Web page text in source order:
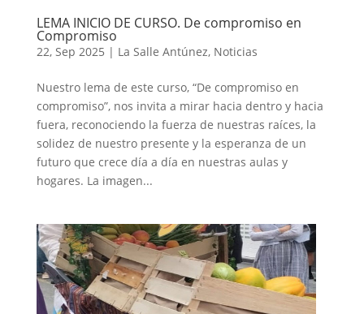
LEMA INICIO DE CURSO. De compromiso en
Compromiso
22, Sep 2025 | La Salle Antúnez, Noticias
Nuestro lema de este curso, “De compromiso en
compromiso”, nos invita a mirar hacia dentro y hacia
fuera, reconociendo la fuerza de nuestras raíces, la
solidez de nuestro presente y la esperanza de un
futuro que crece día a día en nuestras aulas y
hogares. La imagen...